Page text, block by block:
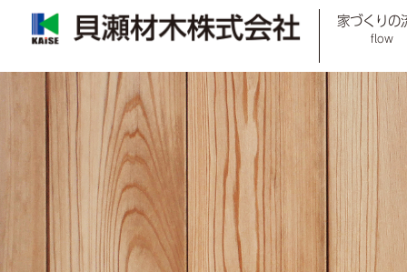
家づくりの
flow